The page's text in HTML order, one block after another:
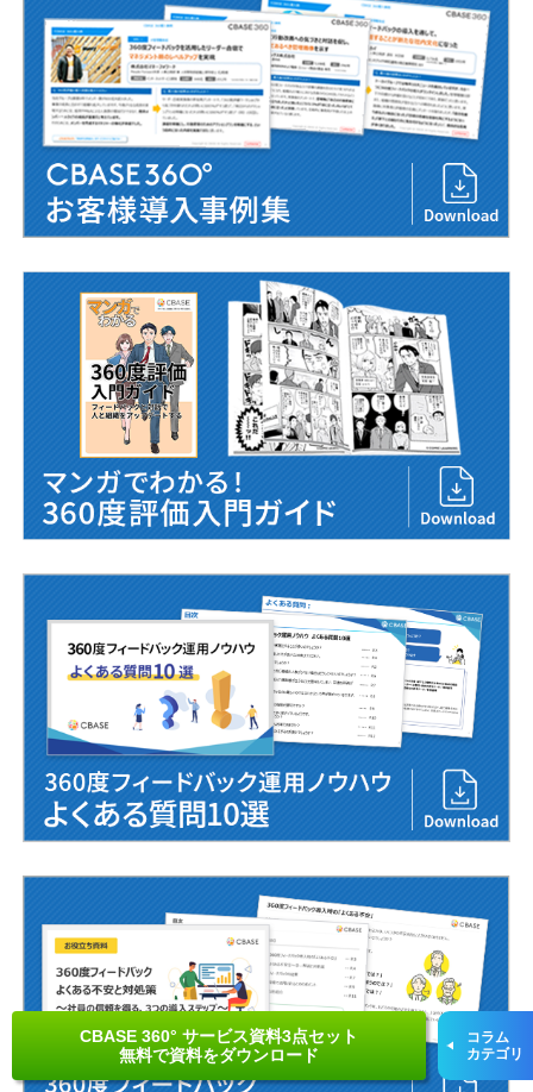
CBASE 360° サービス資料3点セット
無料で資料をダウンロード
コラム
カテゴリ